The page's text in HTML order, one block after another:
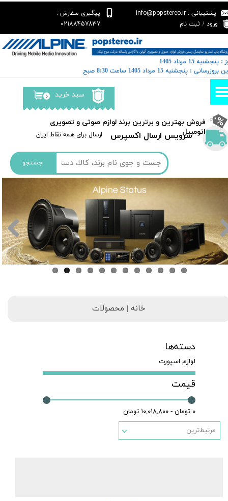
جستجو
سرویس ارسال اکسپرس ​​ارسال برای همه نقاط ایران
پشتیبانی : info@popstereo.ir
پیگیری سفارش :
02188457837
ورود / ثبت نام
حساب کاربری من
تغییر گذر واژه
سفارشات
خروج از حساب کاربری
۰ سبد خرید
​فروش بهترین و برترین برند لوازم صوتی و تصویری
اتومبیل​​​​​​​
15 مرداد 1405
: پنجشنبه 15 مرداد 1405 ساعت 8:30 صبح
خانه | محصولات
دسته‌ها
لوازم اسپورت
قیمت
۰ تومان - ۱۰,۰۱۸,۸۰۰ تومان
مرتبط‌ترین